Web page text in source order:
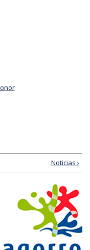
Noticias ›